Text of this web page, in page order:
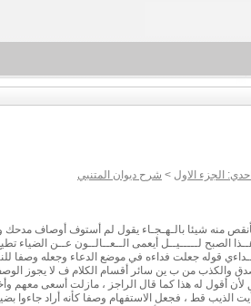
الجزء الاول > شرح ديوان المتنبي
منه شيئا بالـهـجـاء يقول لم أستوف أوصاف مدحك
لـــــيــل أيعمى الــعــالــون عــن الضياء
قوله جعلت فداءه في موضع الدعاء وجعله وصفا
والكذب من ب ين سائر أقسام الكلام ف لا يجوز
أقول له هذا كما قال الراجز ، مازلت أسعى معهم
الذيب قط ، فجعل الاستفهام وصفا كأنه أراد جاءوا